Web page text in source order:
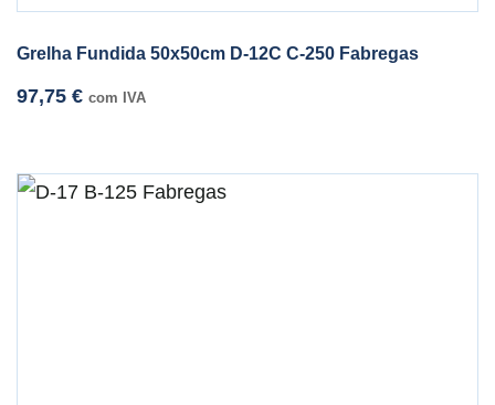
Grelha Fundida 50x50cm D-12C C-250 Fabregas
97,75 € com IVA